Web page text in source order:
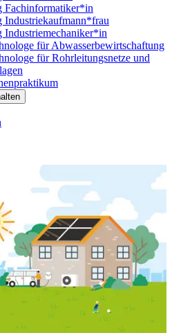
Fachinformatiker*in
Industriekaufmann*frau
Industriemechaniker*in
für Abwasserbewirtschaftung
für Rohrleitungsnetze und